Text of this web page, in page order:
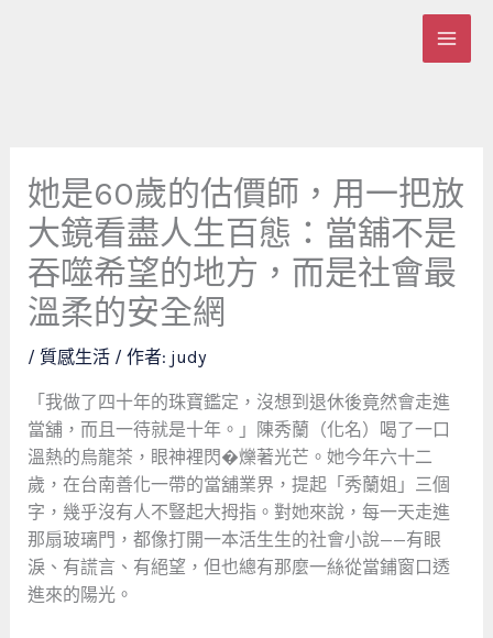
她是60歲的估價師，用一把放
大鏡看盡人生百態：當舖不是
吞噬希望的地方，而是社會最
溫柔的安全網
/ 質感生活/ 作者: judy
「我做了四十年的珠寶鑑定，沒想到退休後竟然會走進
當舖，而且一待就是十年。」陳秀蘭（化名）喝了一口
溫熱的烏龍茶，眼神裡閃�爍著光芒。她今年六十二
歲，在台南善化一帶的當舖業界，提起「秀蘭姐」三個
字，幾乎沒有人不豎起大拇指。對她來說，每一天走進
那扇玻璃門，都像打開一本活生生的社會小說——有眼
淚、有謊言、有絕望，但也總有那麼一絲從當鋪窗口透
進來的陽光。